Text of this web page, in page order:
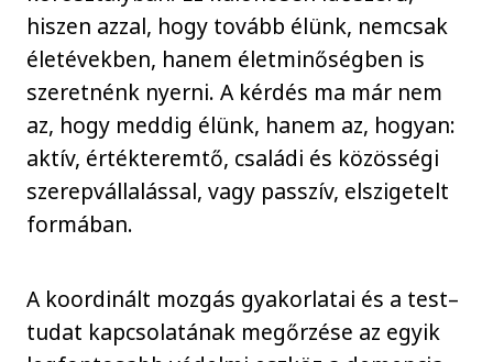
hiszen azzal, hogy tovább élünk, nemcsak
életévekben, hanem életminőségben is
szeretnénk nyerni. A kérdés ma már nem
az, hogy meddig élünk, hanem az, hogyan:
aktív, értékteremtő, családi és közösségi
szerepvállalással, vagy passzív, elszigetelt
formában.
A koordinált mozgás gyakorlatai és a test–
tudat kapcsolatának megőrzése az egyik